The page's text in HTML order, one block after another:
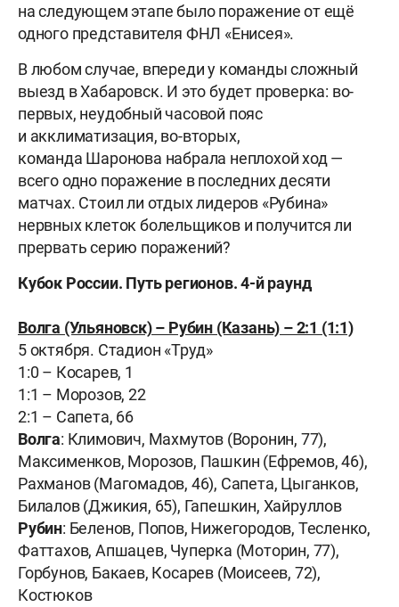
на следующем этапе было поражение от ещё
одного представителя ФНЛ «Енисея».
В любом случае, впереди у команды сложный
выезд в Хабаровск. И это будет проверка: во-
первых, неудобный часовой пояс
и акклиматизация, во-вторых,
команда Шаронова набрала неплохой ход —
всего одно поражение в последних десяти
матчах. Стоил ли отдых лидеров «Рубина»
нервных клеток болельщиков и получится ли
прервать серию поражений?
Кубок России. Путь регионов. 4-й раунд
Волга (Ульяновск) – Рубин (Казань) – 2:1 (1:1)
5 октября. Стадион «Труд»
1:0 – Косарев, 1
1:1 – Морозов, 22
2:1 – Сапета, 66
Волга: Климович, Махмутов (Воронин, 77),
Максименков, Морозов, Пашкин (Ефремов, 46),
Рахманов (Магомадов, 46), Сапета, Цыганков,
Билалов (Джикия, 65), Гапешкин, Хайруллов
Рубин: Беленов, Попов, Нижегородов, Тесленко,
Фаттахов, Апшацев, Чуперка (Моторин, 77),
Горбунов, Бакаев, Косарев (Моисеев, 72),
Костюков